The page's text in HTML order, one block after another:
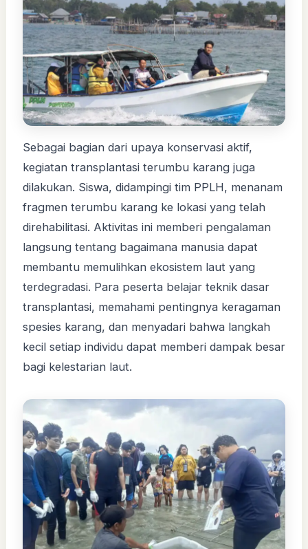
Sebagai bagian dari upaya konservasi aktif,
kegiatan transplantasi terumbu karang juga
dilakukan. Siswa, didampingi tim PPLH, menanam
fragmen terumbu karang ke lokasi yang telah
direhabilitasi. Aktivitas ini memberi pengalaman
langsung tentang bagaimana manusia dapat
membantu memulihkan ekosistem laut yang
terdegradasi. Para peserta belajar teknik dasar
transplantasi, memahami pentingnya keragaman
spesies karang, dan menyadari bahwa langkah
kecil setiap individu dapat memberi dampak besar
bagi kelestarian laut.